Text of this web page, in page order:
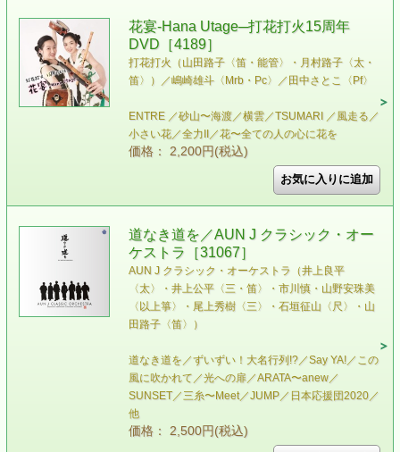
花宴-Hana Utage─打花打火15周年
DVD［4189］
打花打火（山田路子〈笛・能管〉・月村路子〈太・
笛〉）／嶋崎雄斗〈Mrb・Pc〉／田中さとこ〈Pf〉
ENTRE ／砂山〜海渡／横雲／TSUMARI ／風走る／
小さい花／全力II／花〜全ての人の心に花を
価格： 2,200円(税込)
道なき道を／AUN J クラシック・オー
ケストラ［31067］
AUN J クラシック・オーケストラ（井上良平
〈太〉・井上公平〈三・笛〉・市川慎・山野安珠美
〈以上箏〉・尾上秀樹〈三〉・石垣征山〈尺〉・山
田路子〈笛〉）
道なき道を／ずいずい！大名行列!?／Say YA!／この
風に吹かれて／光への扉／ARATA〜anew／
SUNSET／三糸〜Meet／JUMP／日本応援団2020／
他
価格： 2,500円(税込)